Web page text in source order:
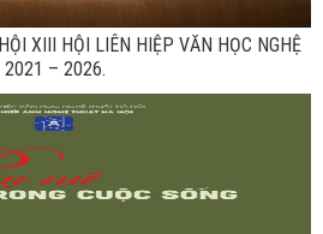
XIII HỘI LIÊN HIỆP VĂN HỌC NGHỆ
2021 – 2026.